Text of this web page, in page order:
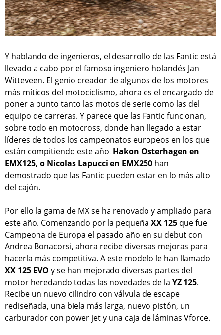
Y hablando de ingenieros, el desarrollo de las Fantic está
llevado a cabo por el famoso ingeniero holandés Jan
Witteveen. El genio creador de algunos de los motores
más míticos del motociclismo, ahora es el encargado de
poner a punto tanto las motos de serie como las del
equipo de carreras. Y parece que las Fantic funcionan,
sobre todo en motocross, donde han llegado a estar
líderes de todos los campeonatos europeos en los que
están compitiendo este año. Hakon Osterhagen en
EMX125, o Nicolas Lapucci en EMX250 han
demostrado que las Fantic pueden estar en lo más alto
del cajón.
Por ello la gama de MX se ha renovado y ampliado para
este año. Comenzando por la pequeña XX 125 que fue
Campeona de Europa el pasado año en su debut con
Andrea Bonacorsi, ahora recibe diversas mejoras para
hacerla más competitiva. A este modelo le han llamado
XX 125 EVO y se han mejorado diversas partes del
motor heredando todas las novedades de la YZ 125.
Recibe un nuevo cilindro con válvula de escape
rediseñada, una biela más larga, nuevo pistón, un
carburador con power jet y una caja de láminas Vforce.